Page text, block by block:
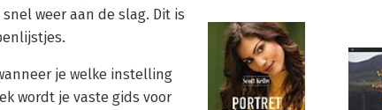
weer aan de slag. Dit is
je welke instelling
wordt je vaste gids voor